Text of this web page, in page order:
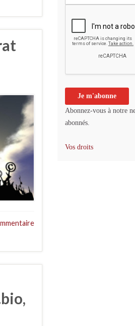
Abonnez-vous à notre
abonnés.
Vos droits